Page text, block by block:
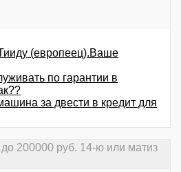
(европеец).Ваше
по гарантии в
за двести в кредит для
200000 руб. 14-ю или матиз